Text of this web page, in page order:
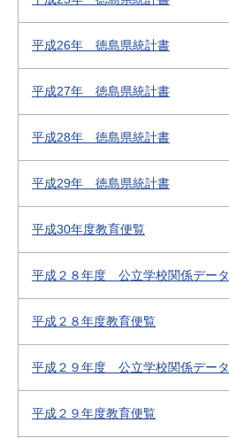
平成26年 徳島県統計書
平成27年 徳島県統計書
平成28年 徳島県統計書
平成29年 徳島県統計書
平成30年度教育便覧
平成２８年度 公立学校関係データ
平成２８年度教育便覧
平成２９年度 公立学校関係データ
平成２９年度教育便覧